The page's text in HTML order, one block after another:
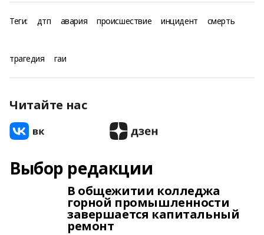
Теги: дтп авария происшествие инцидент смерть
трагедия гаи
Читайте нас
Выбор редакции
В общежитии колледжа
горной промышленности
завершается капитальный
ремонт